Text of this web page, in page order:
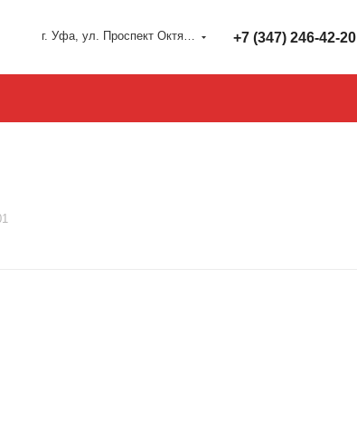
г. Уфа, ул. Проспект Октября 127 +7 (347) 246-42-20